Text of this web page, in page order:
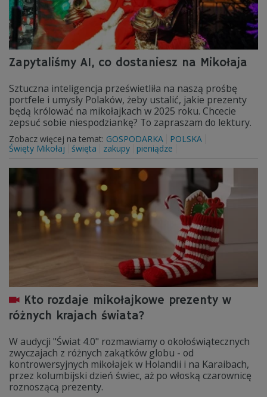
Zapytaliśmy AI, co dostaniesz na Mikołaja
Sztuczna inteligencja prześwietliła na naszą prośbę
portfele i umysły Polaków, żeby ustalić, jakie prezenty
będą królować na mikołajkach w 2025 roku. Chcecie
zepsuć sobie niespodziankę? To zapraszam do lektury.
Zobacz więcej na temat: GOSPODARKA
POLSKA
Święty Mikołaj
święta zakupy pieniądze
Kto rozdaje mikołajkowe prezenty w
różnych krajach świata?
W audycji "Świat 4.0" rozmawiamy o okołoświątecznych
zwyczajach z różnych zakątków globu - od
kontrowersyjnych mikołajek w Holandii i na Karaibach,
przez kolumbijski dzień świec, aż po włoską czarownicę
roznoszącą prezenty.